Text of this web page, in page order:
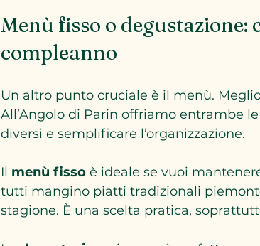
Menù fisso o degustazione:
compleanno
Un altro punto cruciale è il menù.
All’Angolo di Parin offriamo entrambe
diversi e semplificare l’organizzazione.
Il menù fisso è ideale se vuoi
tutti mangino piatti tradizionali
stagione. È una scelta pratica,